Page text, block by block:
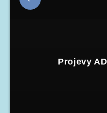
Projevy